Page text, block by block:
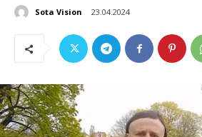
Sota Vision 23.04.2024